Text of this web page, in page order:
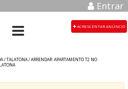
Entrar
ACRESCENTAR ANÚNCIO
/TALATONA/ARRENDAR: APARTAMENTO T2 NO